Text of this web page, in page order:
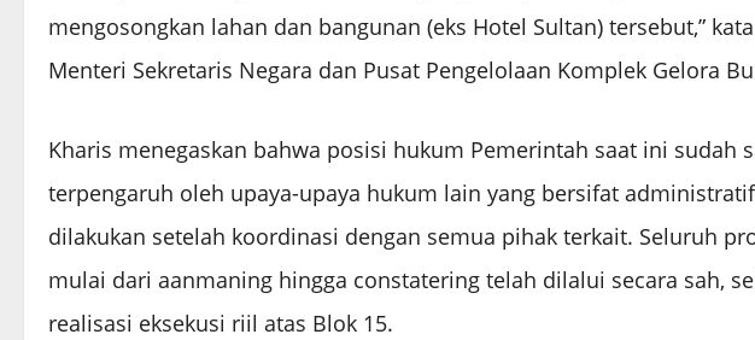
mengosongkan lahan dan bangunan (eks Hotel Sultan) tersebut,”
Menteri Sekretaris Negara dan Pusat Pengelolaan Komplek Gelora
Kharis menegaskan bahwa posisi hukum Pemerintah saat ini sudah
terpengaruh oleh upaya-upaya hukum lain yang bersifat
dilakukan setelah koordinasi dengan semua pihak terkait. Seluruh
mulai dari aanmaning hingga constatering telah dilalui secara sah,
realisasi eksekusi riil atas Blok 15.